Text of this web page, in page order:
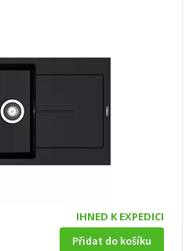
IHNED K EXPEDICI
Přidat do košíku